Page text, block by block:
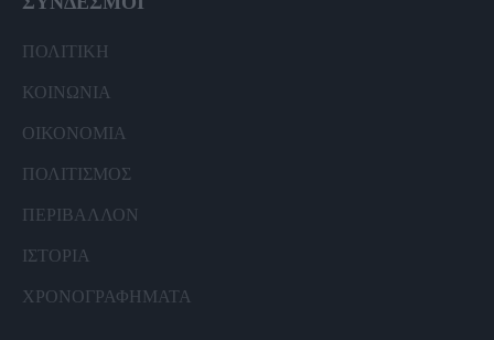
ΠΟΛΙΤΙΚΗ
ΚΟΙΝΩΝΙΑ
ΟΙΚΟΝΟΜΙΑ
ΠΟΛΙΤΙΣΜΟΣ
ΠΕΡΙΒΑΛΛΟΝ
ΙΣΤΟΡΙΑ
ΧΡΟΝΟΓΡΑΦΗΜΑΤΑ